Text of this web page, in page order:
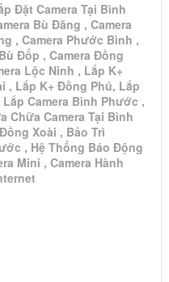
Đặt Camera Tại Bình
Bù Đăng , Camera
, Camera Phước Bình ,
Đốp , Camera Đồng
Lộc Ninh , Lắp K+
, Lắp K+ Đồng Phú, Lắp
Camera Bình Phước ,
Chữa Camera Tại Bình
Xoài , Bảo Trì
, Hệ Thống Báo Động
Mini , Camera Hành